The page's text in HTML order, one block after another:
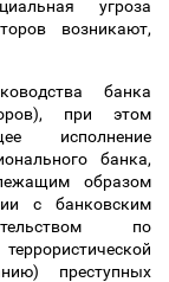
угроза
возникают,
банка
при этом
исполнение
банка,
образом
с банковским
по
преступных